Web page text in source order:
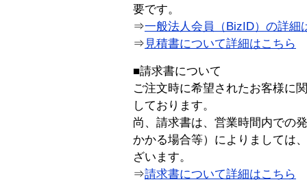
要です。
⇒一般法人会員（BizID）の詳細
⇒ 見積書について詳細はこちら
■請求書について
ご注文時に希望されたお客様に
しております。
尚、請求書は、営業時間内での
かかる場合等）によりましては
ざいます。
⇒請求書について詳細はこちら